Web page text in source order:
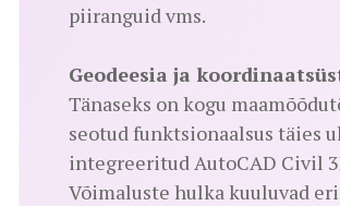
piiranguid vms.
Geodeesia ja
Tänaseks on kogu
seotud funktsionaalsus täies
integreeritud AutoCAD Civil
Võimaluste hulka kuuluvad